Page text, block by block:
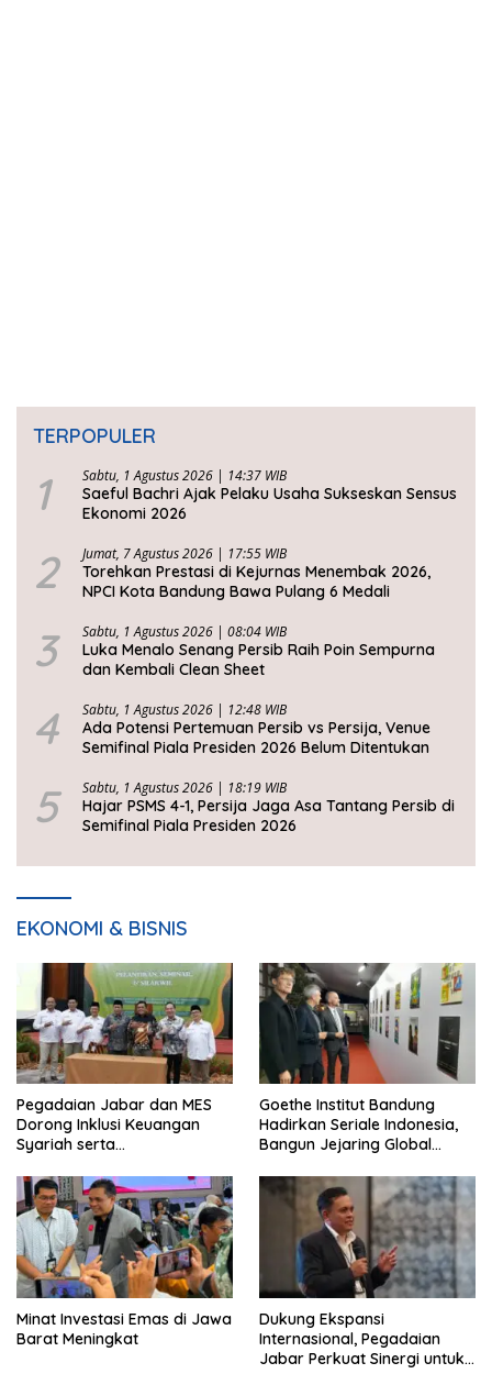
TERPOPULER
1 Sabtu, 1 Agustus 2026 | 14:37 WIB
Saeful Bachri Ajak Pelaku Usaha Sukseskan Sensus
Ekonomi 2026
2 Jumat, 7 Agustus 2026 | 17:55 WIB
Torehkan Prestasi di Kejurnas Menembak 2026,
NPCI Kota Bandung Bawa Pulang 6 Medali
3 Sabtu, 1 Agustus 2026 | 08:04 WIB
Luka Menalo Senang Persib Raih Poin Sempurna
dan Kembali Clean Sheet
4 Sabtu, 1 Agustus 2026 | 12:48 WIB
Ada Potensi Pertemuan Persib vs Persija, Venue
Semifinal Piala Presiden 2026 Belum Ditentukan
5 Sabtu, 1 Agustus 2026 | 18:19 WIB
Hajar PSMS 4-1, Persija Jaga Asa Tantang Persib di
Semifinal Piala Presiden 2026
EKONOMI & BISNIS
Pegadaian Jabar dan MES
Dorong Inklusi Keuangan
Syariah serta
Goethe Institut Bandung
Hadirkan Seriale Indonesia,
Bangun Jejaring Global
Minat Investasi Emas di Jawa
Barat Meningkat
Dukung Ekspansi
Internasional, Pegadaian
Jabar Perkuat Sinergi untuk